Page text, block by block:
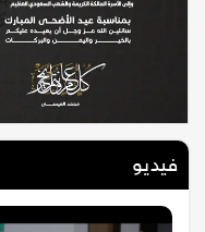
فيديو